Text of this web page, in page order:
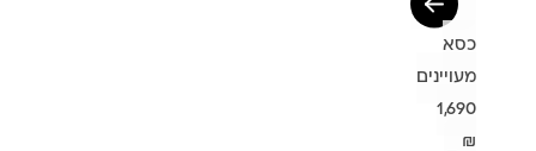
כסא
מעויינים
1,690
₪